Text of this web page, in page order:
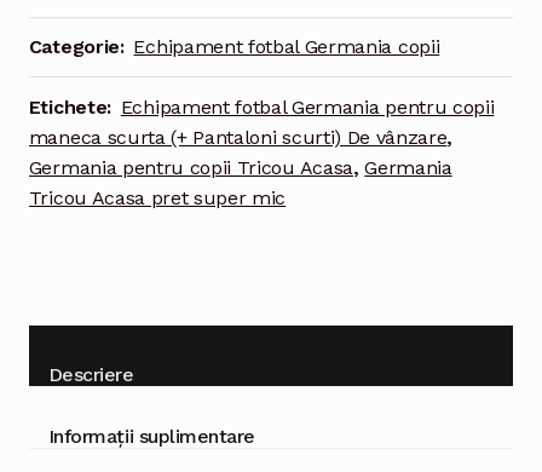
maneca
scurta
(+
Categorie: Echipament fotbal Germania copii
Etichete: Echipament fotbal Germania pentru copii
maneca scurta (+ Pantaloni scurti) De vânzare,
Germania pentru copii Tricou Acasa,Germania
Tricou Acasa pret super mic
Descriere
Informații suplimentare